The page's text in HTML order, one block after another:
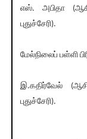
எஸ். அபிதா
புதுச்சேரி).
மேல்நிலைப் பள்ளி
இ.கதிர்வேல்
புதுச்சேரி).